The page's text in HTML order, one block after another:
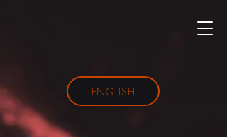
ENGLISH